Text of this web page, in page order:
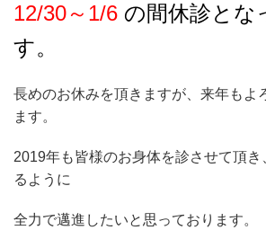
12/30～1/6 の間休診とな
す。
長めのお休みを頂きますが、来年もよ
ます。
2019年も皆様のお身体を診させて頂き
るように
全力で邁進したいと思っております。